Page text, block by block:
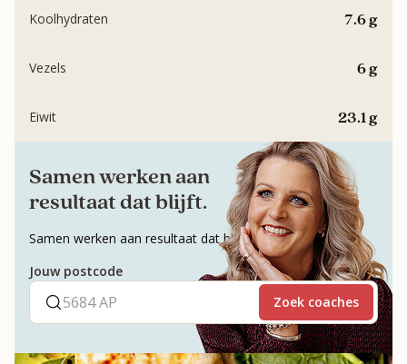
7.6 g
Koolhydraten
6 g
Vezels
23.1 g
Eiwit
Samen werken aan
resultaat dat blijft.
Samen werken aan resultaat dat blijft.
Jouw postcode
Zoek coaches